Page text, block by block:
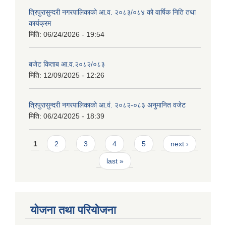
त्रिपुरासुन्दरी नगरपालिकाको आ.व. २०८३/०८४ को वार्षिक निति तथा
कार्यक्रम
मिति: 06/24/2026 - 19:54
बजेट किताब आ.व.२०८२/०८३
मिति: 12/09/2025 - 12:26
त्रिपुरासुन्दरी नगरपालिकाको आ.वं. २०८२-०८३ अनुमानित वजेट
मिति: 06/24/2025 - 18:39
Pages
1 2 3 4 5 next ›
last »
योजना तथा परियोजना